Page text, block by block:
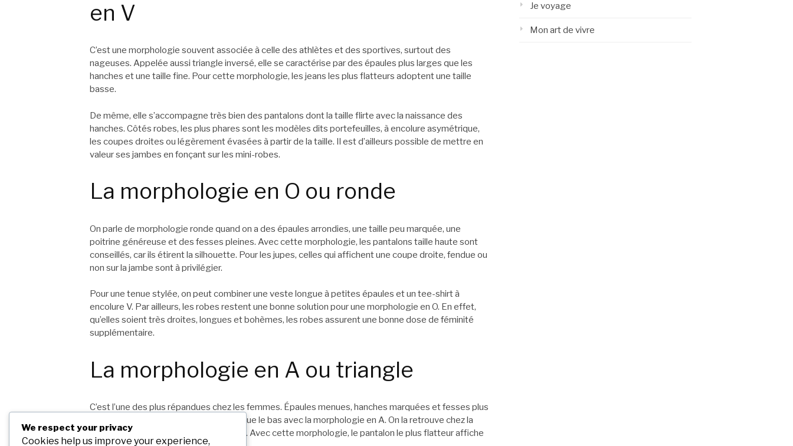
en V
C’est une morphologie souvent associée à celle des athlètes et des sportives, surtout des
nageuses. Appelée aussi triangle inversé, elle se caractérise par des épaules plus larges que les
hanches et une taille fine. Pour cette morphologie, les jeans les plus flatteurs adoptent une taille
basse.
De même, elle s’accompagne très bien des pantalons dont la taille flirte avec la naissance des
hanches. Côtés robes, les plus phares sont les modèles dits portefeuilles, à encolure asymétrique,
les coupes droites ou légèrement évasées à partir de la taille. Il est d’ailleurs possible de mettre en
valeur ses jambes en fonçant sur les mini-robes.
La morphologie en O ou ronde
On parle de morphologie ronde quand on a des épaules arrondies, une taille peu marquée, une
poitrine généreuse et des fesses pleines. Avec cette morphologie, les pantalons taille haute sont
conseillés, car ils étirent la silhouette. Pour les jupes, celles qui affichent une coupe droite, fendue ou
non sur la jambe sont à privilégier.
Pour une tenue stylée, on peut combiner une veste longue à petites épaules et un tee-shirt à
encolure V. Par ailleurs, les robes restent une bonne solution pour une morphologie en O. En effet,
qu’elles soient très droites, longues et bohèmes, les robes assurent une bonne dose de féminité
supplémentaire.
La morphologie en A ou triangle
C’est l’une des plus répandues chez les femmes. Épaules menues, hanches marquées et fesses plus
arrondies, le haut du corps est plus fin que le bas avec la morphologie en A. On la retrouve chez la
star Jennifer Lopez ou encore Beyoncé. Avec cette morphologie, le pantalon le plus flatteur affiche
Je voyage
Mon art de vivre
We respect your privacy
Cookies help us improve your experience,